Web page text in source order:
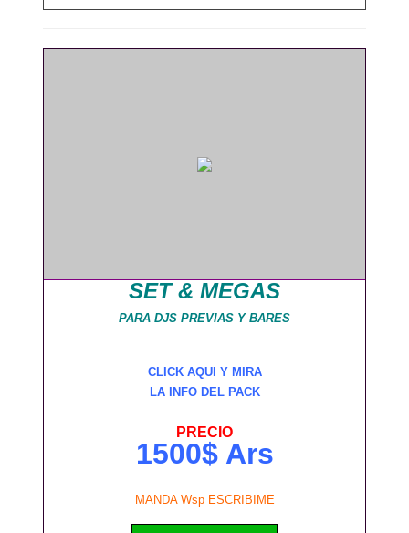
SET & MEGAS
PARA DJS PREVIAS Y BARES
CLICK AQUI Y MIRA
LA INFO DEL PACK
PRECIO
1500$ Ars
MANDA Wsp ESCRIBIME